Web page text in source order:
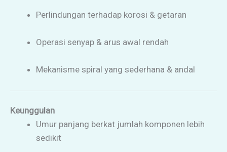
Perlindungan terhadap korosi & getaran
Operasi senyap & arus awal rendah
Mekanisme spiral yang sederhana & andal
Keunggulan
Umur panjang berkat jumlah komponen lebih
sedikit